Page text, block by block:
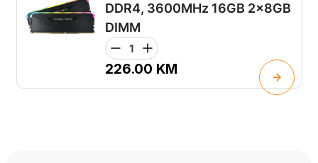
DDR4, 3600MHz 16GB 2x8GB
DIMM
226.00 KM